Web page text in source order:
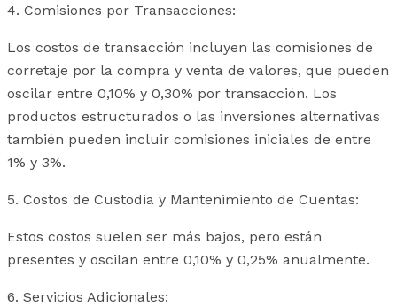
4. Comisiones por Transacciones:
Los costos de transacción incluyen las comisiones de
corretaje por la compra y venta de valores, que pueden
oscilar entre 0,10% y 0,30% por transacción. Los
productos estructurados o las inversiones alternativas
también pueden incluir comisiones iniciales de entre
1% y 3%.
5. Costos de Custodia y Mantenimiento de Cuentas:
Estos costos suelen ser más bajos, pero están
presentes y oscilan entre 0,10% y 0,25% anualmente.
6. Servicios Adicionales: